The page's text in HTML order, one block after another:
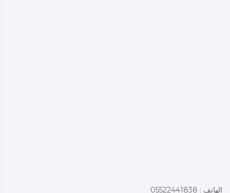
الهاتف : 05522441838